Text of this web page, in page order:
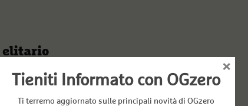
elitario
di palazzo che non hanno fatto altro che
politica. È aumentata l’apatia soprattutto tra i
nelle liste elettorali. I 22,1 milioni di elettori
Tieniti Informato con OGzero
Ti terremo aggiornato sulle principali novità di OGzero
×